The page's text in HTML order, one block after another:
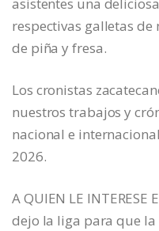
asistentes una
respectivas galletas de
de piña y fresa.
Los cronistas
nuestros trabajos y
nacional e
2026.
A QUIEN LE INTERESE
dejo la liga para que